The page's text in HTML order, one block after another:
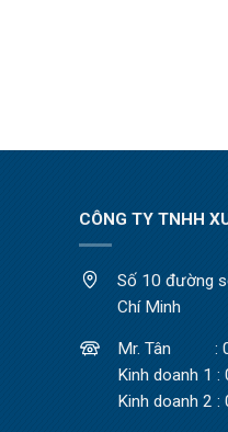
CÔNG TY TNHH
Số 10 đường
Chí Minh
Mr. Tân :
Kinh doanh 1
Kinh doanh 2